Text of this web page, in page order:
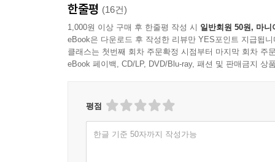
한줄평 (16건)
1,000원 이상 구매 후 한줄평 작성 시 일반회원 50원, 마니
eBook은 다운로드 후 작성한 리뷰만 YES포인트 지급됩니
클래스는 첫번째 회차 주문확정 시점부터 마지막 회차 주
eBook 페이백, CD/LP, DVD/Blu-ray, 패션 및 판매금지 상
평점
한글 기준 50자까지 작성가능